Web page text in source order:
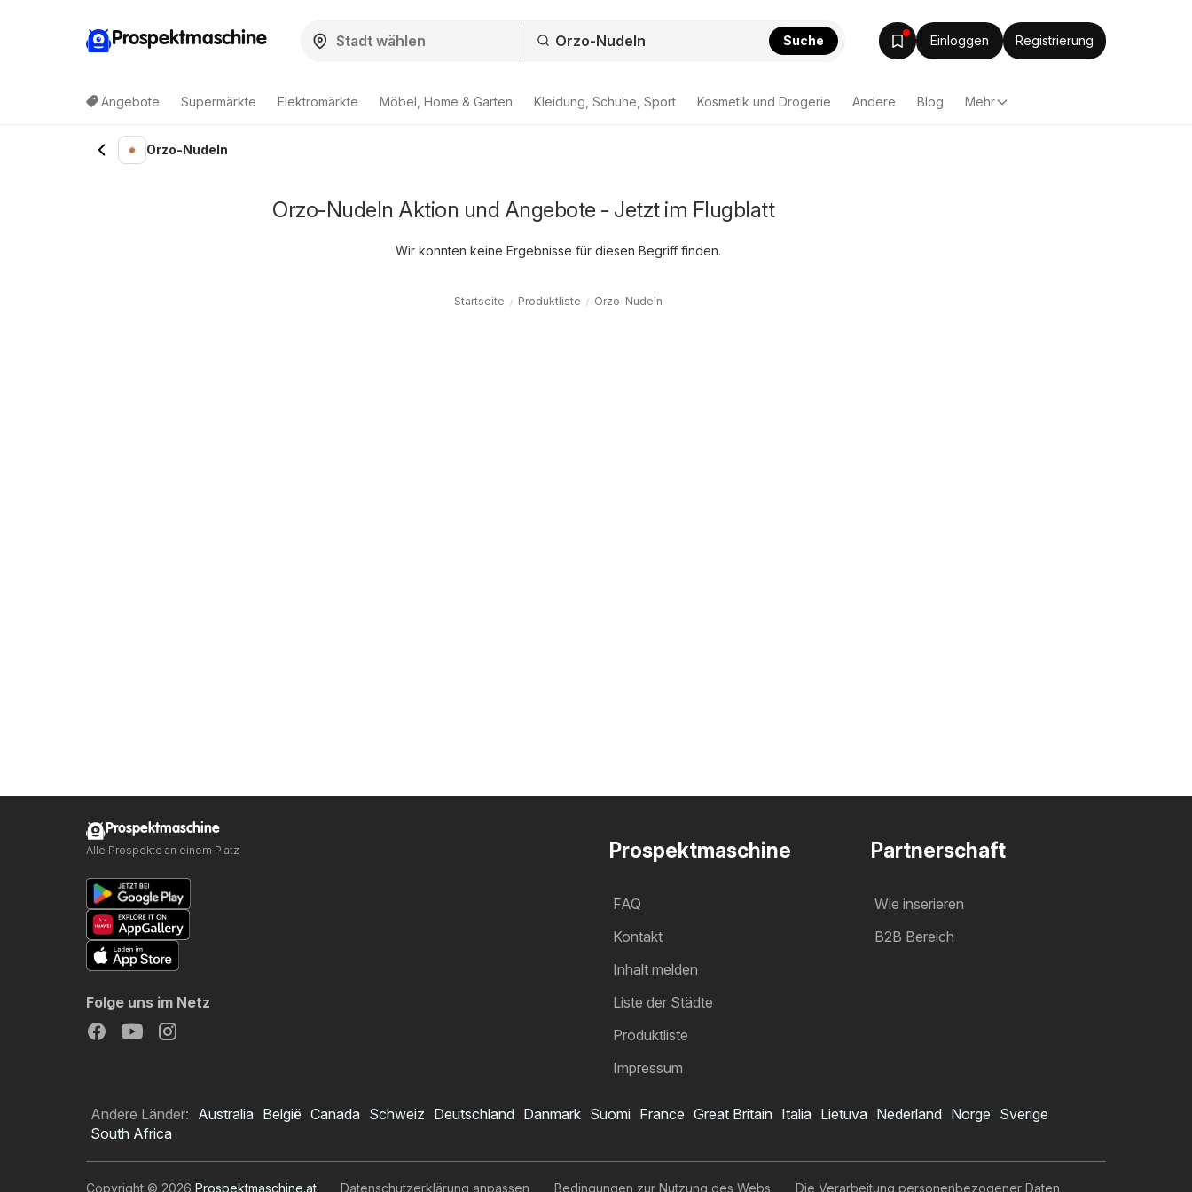
Prospektmaschine Suche Einloggen Registrierung
Angebote Supermärkte Elektromärkte Möbel, Home & Garten Kleidung, Schuhe, Sport Kosmetik und Drogerie Andere Blog Mehr
Orzo-Nudeln
Orzo-Nudeln Aktion und Angebote - Jetzt im Flugblatt
Wir konnten keine Ergebnisse für diesen Begriff finden.
Startseite Produktliste Orzo-Nudeln
Prospektmaschine
FAQ
Kontakt
Inhalt melden
Liste der Städte
Produktliste
Impressum
Partnerschaft
Wie inserieren
B2B Bereich
Prospektmaschine
Alle Prospekte an einem Platz
Folge uns im Netz
Andere Länder: Australia België Canada Schweiz Deutschland Danmark Suomi France Great Britain Italia Lietuva Nederland Norge Sverige
South Africa
Copyright © 2026 Prospektmaschine.at. Datenschutzerklärung anpassen Bedingungen zur Nutzung des Webs Die Verarbeitung personenbezogener Daten